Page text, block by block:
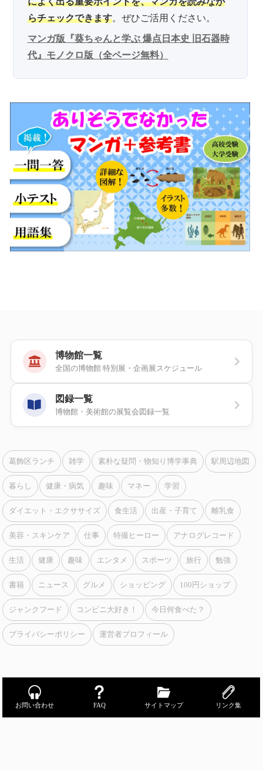
らチェックできます。ぜひご活用ください。
マンガ版『葵ちゃんと学ぶ 爆点日本史 旧石器時
代』モノクロ版（全ページ無料）
博物館一覧
全国の博物館 特別展・企画展スケジュール
図録一覧
博物館・美術館の展覧会図録一覧
葛飾区ランチ 雑学 素朴な疑問・物知り博学事典 駅周辺地図
暮らし 健康・病気 趣味 マネー 学習
ダイエット・エクササイズ 食生活 出産・子育て 離乳食
美容・スキンケア 仕事 特撮ヒーロー アナログレコード
生活 健康 趣味 エンタメ スポーツ 旅行 勉強
書籍 ニュース グルメ ショッピング 100円ショップ
ジャンクフード コンビニ大好き！ 今日何食べた？
プライバシーポリシー 運営者プロフィール
お問い合わせ FAQ サイトマップ リンク集